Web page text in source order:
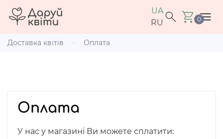
UA
RU
0
Доставка квітів Оплата
Оплата
У нас у магазині Ви можете сплатити: